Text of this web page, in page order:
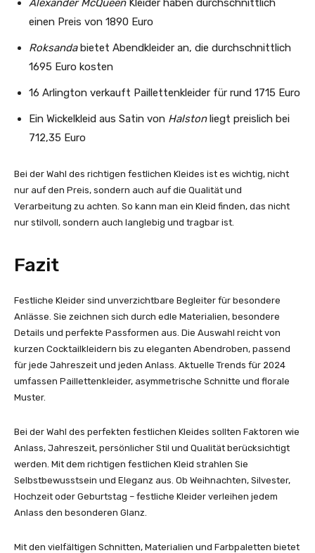
einen Preis von 1890 Euro
Roksandabietet Abendkleider an, die durchschnittlich
1695 Euro kosten
16 Arlington verkauft Paillettenkleider für rund 1715 Euro
Ein Wickelkleid aus Satin von Halstonliegt preislich bei
712,35 Euro
Bei der Wahl des richtigen festlichen Kleides ist es wichtig, nicht
nur auf den Preis, sondern auch auf die Qualität und
Verarbeitung zu achten. So kann man ein Kleid finden, das nicht
nur stilvoll, sondern auch langlebig und tragbar ist.
Fazit
Festliche Kleider sind unverzichtbare Begleiter für besondere
Anlässe. Sie zeichnen sich durch edle Materialien, besondere
Details und perfekte Passformen aus. Die Auswahl reicht von
kurzen Cocktailkleidern bis zu eleganten Abendroben, passend
für jede Jahreszeit und jeden Anlass. Aktuelle Trends für 2024
umfassen Paillettenkleider, asymmetrische Schnitte und florale
Muster.
Bei der Wahl des perfekten festlichen Kleides sollten Faktoren wie
Anlass, Jahreszeit, persönlicher Stil und Qualität berücksichtigt
werden. Mit dem richtigen festlichen Kleid strahlen Sie
Selbstbewusstsein und Eleganz aus. Ob Weihnachten, Silvester,
Hochzeit oder Geburtstag – festliche Kleider verleihen jedem
Anlass den besonderen Glanz.
Mit den vielfältigen Schnitten, Materialien und Farbpaletten bietet